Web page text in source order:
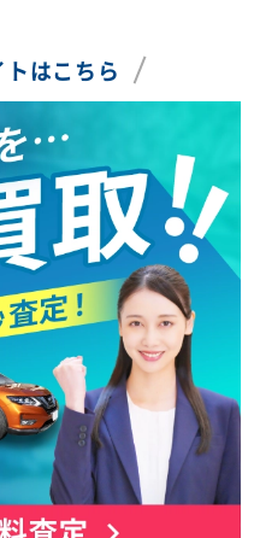
はこちら